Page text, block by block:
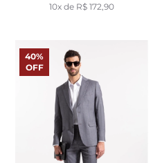
10x de R$ 172,90
40%
OFF